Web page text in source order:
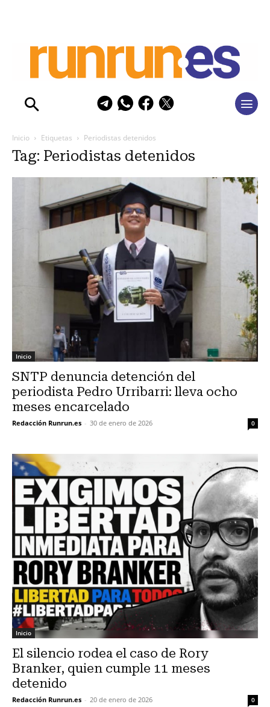
Inicio Etiquetas Periodistas detenidos
Tag: Periodistas detenidos
Inicio
SNTP denuncia detención del
periodista Pedro Urribarri: lleva ocho
meses encarcelado
Redacción Runrun.es - 30 de enero de 2026 0
Inicio
El silencio rodea el caso de Rory
Branker, quien cumple 11 meses
detenido
Redacción Runrun.es - 20 de enero de 2026 0